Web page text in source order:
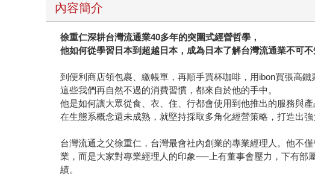
內容簡介
徐重仁深耕台灣流通業40多年的突圍式經營哲學，
他如何從學習日本到超越日本，成為日本了解台灣流通業不可不
到便利商店領包裹、繳帳單，再順手買杯咖啡，用ibon買張高
這些我們再自然不過的消費習慣，都來自於他的手中。
他是如何讓大眾從食、衣、住、行都會使用到他推出的服務與產
在生態系概念還未成熟，就堅持採取多角化經營策略，打造出
台灣流通之父徐重仁，台灣最會社內創業的專業經理人。他不
業，而是大家對專業經理人的印象──上有董事會壓力，下有部
績。